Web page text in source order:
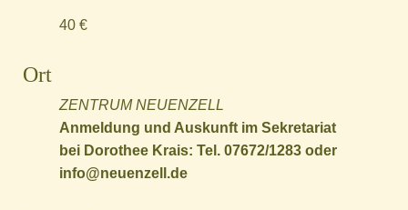
40 €
Ort
ZENTRUM NEUENZELL
Anmeldung und Auskunft im Sekretariat
bei Dorothee Krais: Tel. 07672/1283 oder
info@neuenzell.de